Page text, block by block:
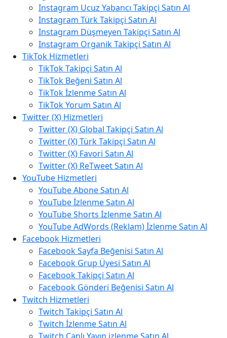
Instagram Ucuz Yabancı Takipçi Satın Al
Instagram Türk Takipçi Satın Al
Instagram Düşmeyen Takipçi Satın Al
Instagram Organik Takipçi Satın Al
TikTok Hizmetleri
TikTok Takipçi Satın Al
TikTok Beğeni Satın Al
TikTok İzlenme Satın Al
TikTok Yorum Satın Al
Twitter (X) Hizmetleri
Twitter (X) Global Takipçi Satın Al
Twitter (X) Türk Takipçi Satın Al
Twitter (X) Favori Satın Al
Twitter (X) ReTweet Satın Al
YouTube Hizmetleri
YouTube Abone Satın Al
YouTube İzlenme Satın Al
YouTube Shorts İzlenme Satın Al
YouTube AdWords (Reklam) İzlenme Satın Al
Facebook Hizmetleri
Facebook Sayfa Beğenisi Satın Al
Facebook Grup Üyesi Satın Al
Facebook Takipçi Satın Al
Facebook Gönderi Beğenisi Satın Al
Twitch Hizmetleri
Twitch Takipçi Satın Al
Twitch İzlenme Satın Al